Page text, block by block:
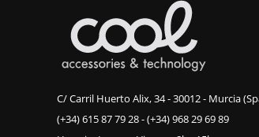
C/ Carril Huerto Alix, 34 - 30012 - Murcia
(+34) 615 87 79 28-(+34) 968 29 69 89